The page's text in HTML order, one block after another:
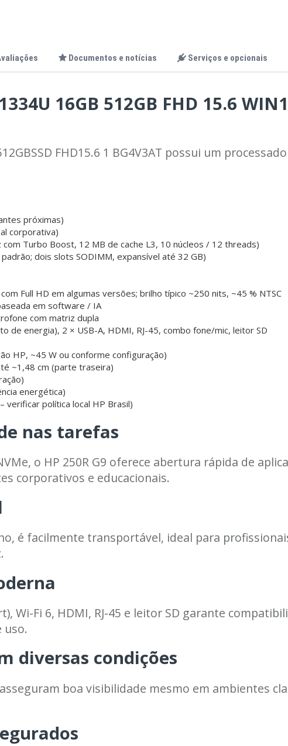
Documentos e notícias Serviços e opcionais
16GB 512GB FHD 15.6
FHD15.6 1 BG4V3AT possui um
próximas)
corporativa)
Turbo Boost, 12 MB de cache L3, 10 núcleos / 12 threads)
dois slots SODIMM, expansível até 32 GB)
Full HD em algumas versões; brilho típico ~250 nits, ~45 % NTSC
em software / IA
com matriz dupla
de energia), 2 × USB-A, HDMI, RJ-45, combo fone/mic, leitor SD
HP, ~45 W ou conforme configuração)
~1,48 cm (parte traseira)
energética)
verificar política local HP Brasil)
nas tarefas
o HP 250R G9 oferece abertura rápida de
corporativos e educacionais.
é facilmente transportável, ideal para
Wi-Fi 6, HDMI, RJ-45 e leitor SD garante
uso.
diversas condições
boa visibilidade mesmo em ambientes